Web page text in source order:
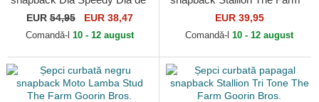
Los Muertos The Farm
Goorin Bros.
EUR54,95 EUR 38,47
Comandă-l 10 - 12 august
Goorin Bros.EUR 39,95
Comandă-l 10 - 12 august